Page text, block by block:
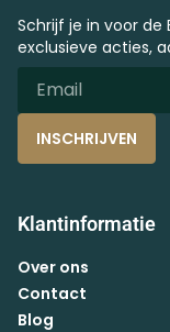
Schrijf je in voor de
exclusieve acties,
INSCHRIJVEN
Klantinformatie
Over ons
Contact
Blog